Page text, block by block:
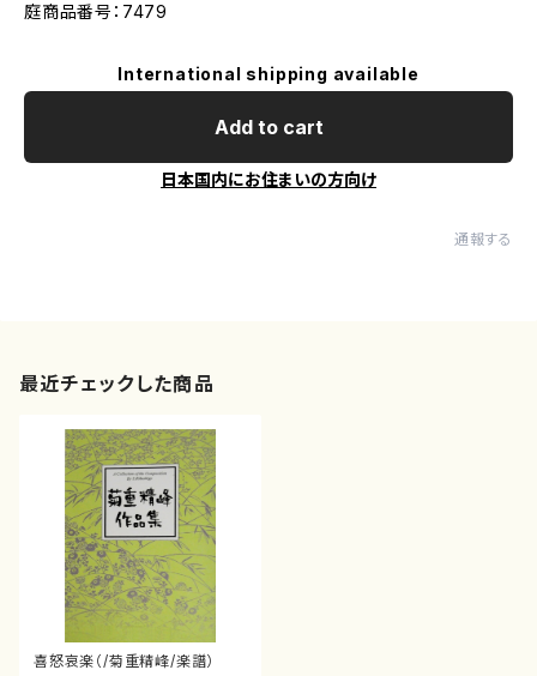
庭商品番号：7479
International shipping available
Add to cart
日本国内にお住まいの方向け
通報する
最近チェックした商品
喜怒哀楽（/菊重精峰/楽譜）